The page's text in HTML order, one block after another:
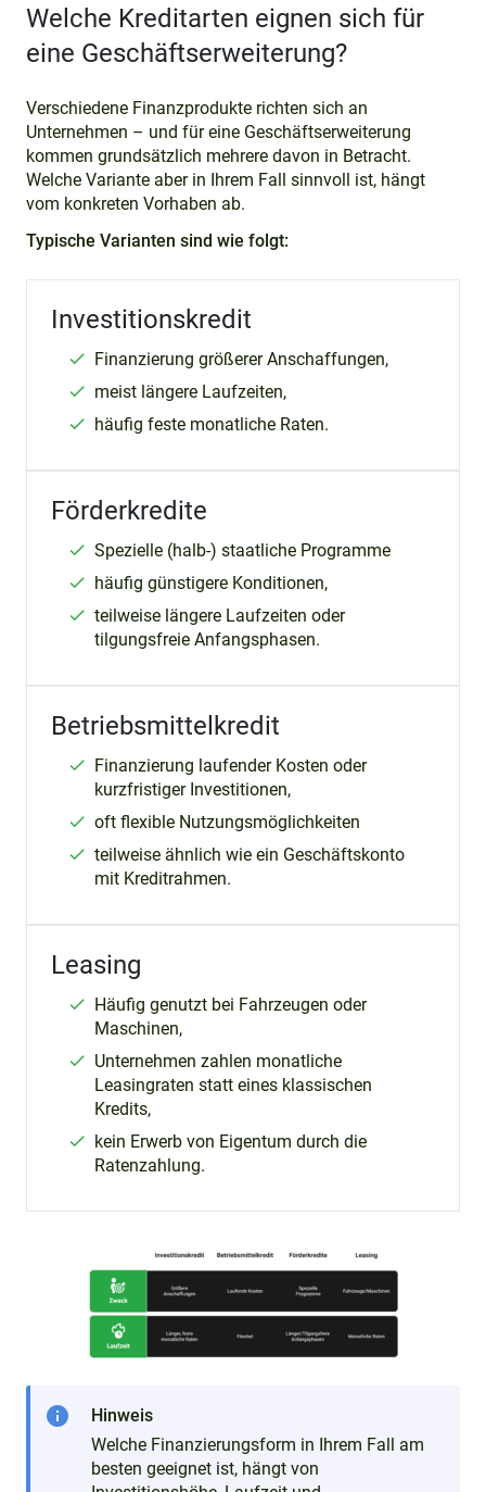
Welche Kreditarten eignen sich für
eine Geschäftserweiterung?
Verschiedene Finanzprodukte richten sich an
Unternehmen – und für eine Geschäftserweiterung
kommen grundsätzlich mehrere davon in Betracht.
Welche Variante aber in Ihrem Fall sinnvoll ist, hängt
vom konkreten Vorhaben ab.
Typische Varianten sind wie folgt:
Investitionskredit
Finanzierung größerer Anschaffungen,
meist längere Laufzeiten,
häufig feste monatliche Raten.
Förderkredite
Spezielle (halb-) staatliche Programme
häufig günstigere Konditionen,
teilweise längere Laufzeiten oder
tilgungsfreie Anfangsphasen.
Betriebsmittelkredit
Finanzierung laufender Kosten oder
kurzfristiger Investitionen,
oft flexible Nutzungsmöglichkeiten
teilweise ähnlich wie ein Geschäftskonto
mit Kreditrahmen.
Leasing
Häufig genutzt bei Fahrzeugen oder
Maschinen,
Unternehmen zahlen monatliche
Leasingraten statt eines klassischen
Kredits,
kein Erwerb von Eigentum durch die
Ratenzahlung.
info
Hinweis
Welche Finanzierungsform in Ihrem Fall am
besten geeignet ist, hängt von